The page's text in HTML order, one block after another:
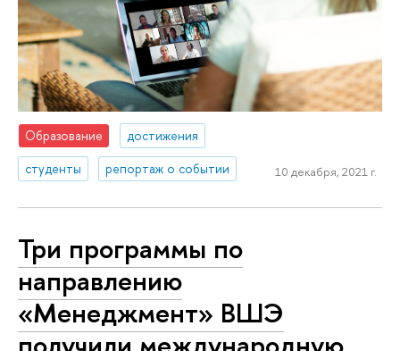
Образование
достижения
студенты
репортаж о событии 10 декабря, 2021 г.
Три программы по
направлению
«Менеджмент» ВШЭ